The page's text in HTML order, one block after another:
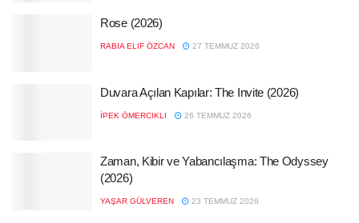
Rose (2026)
RABIA ELIF ÖZCAN 27 TEMMUZ 2026
Duvara Açılan Kapılar: The Invite (2026)
İPEK ÖMERCIKLI 26 TEMMUZ 2026
Zaman, Kibir ve Yabancılaşma: The Odyssey
(2026)
YAŞAR GÜLVEREN 23 TEMMUZ 2026